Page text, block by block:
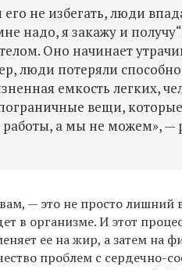
его не избегать, люди
надо, я закажу и
Оно начинает
люди потеряли
емкость легких,
вещи,
работы, а мы не можем», —
— это не просто лишний
в организме. И этот
ее на жир, а затем на
проблем с